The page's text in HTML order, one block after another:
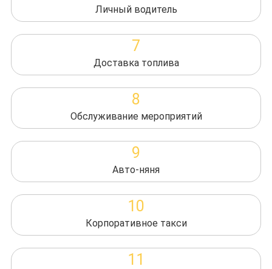
Личный водитель
7
Доставка топлива
8
Обслуживание мероприятий
9
Авто-няня
10
Корпоративное такси
11